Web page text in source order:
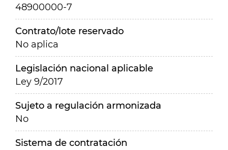
48900000-7
Contrato/lote reservado
No aplica
Legislación nacional aplicable
Ley 9/2017
Sujeto a regulación armonizada
No
Sistema de contratación